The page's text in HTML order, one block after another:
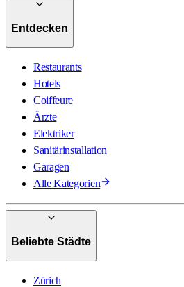
Entdecken
Restaurants
Hotels
Coiffeure
Ärzte
Elektriker
Sanitärinstallation
Garagen
Alle Kategorien
Beliebte Städte
Zürich